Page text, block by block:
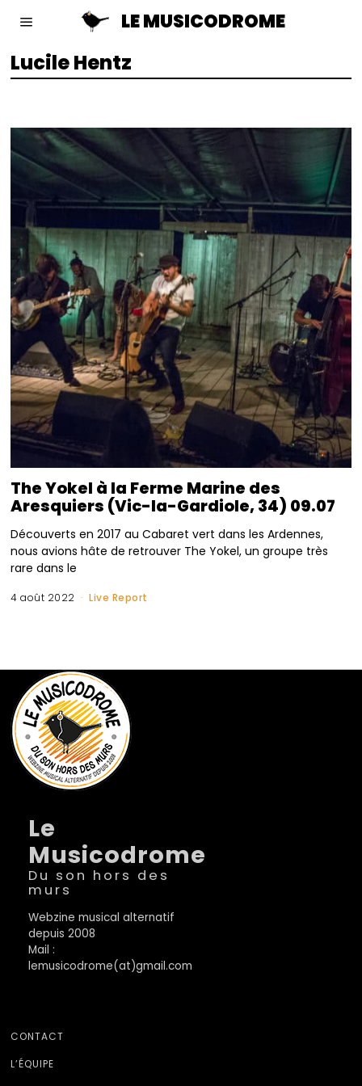
LE MUSICODROME
Lucile Hentz
The Yokel à la Ferme Marine des
Aresquiers (Vic-la-Gardiole, 34) 09.07
Découverts en 2017 au Cabaret vert dans les Ardennes,
nous avions hâte de retrouver The Yokel, un groupe très
rare dans le
4 août 2022 Live Report
Le
Musicodrome
Du son hors des
murs
Webzine musical alternatif
depuis 2008
Mail :
lemusicodrome(at)gmail.com
CONTACT
L’ÉQUIPE